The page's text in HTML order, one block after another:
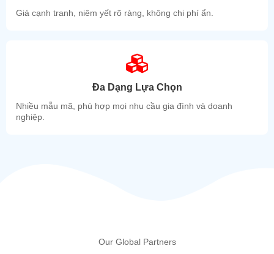
Giá cạnh tranh, niêm yết rõ ràng, không chi phí ẩn.
Đa Dạng Lựa Chọn
Nhiều mẫu mã, phù hợp mọi nhu cầu gia đình và doanh
nghiệp.
Our Global Partners